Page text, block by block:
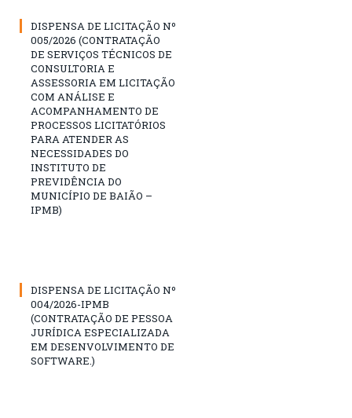
DISPENSA DE LICITAÇÃO Nº
005/2026 (CONTRATAÇÃO
DE SERVIÇOS TÉCNICOS DE
CONSULTORIA E
ASSESSORIA EM LICITAÇÃO
COM ANÁLISE E
ACOMPANHAMENTO DE
PROCESSOS LICITATÓRIOS
PARA ATENDER AS
NECESSIDADES DO
INSTITUTO DE
PREVIDÊNCIA DO
MUNICÍPIO DE BAIÃO –
IPMB)
DISPENSA DE LICITAÇÃO Nº
004/2026-IPMB
(CONTRATAÇÃO DE PESSOA
JURÍDICA ESPECIALIZADA
EM DESENVOLVIMENTO DE
SOFTWARE.)